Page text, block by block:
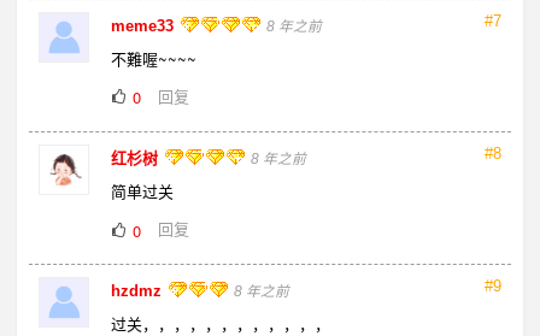
#7
meme33 8 年之前
不難喔~~~~
0
回复
#8
红杉树 8 年之前
简单过关
0
回复
#9
hzdmz 8 年之前
过关，，，，，，，，，，，，